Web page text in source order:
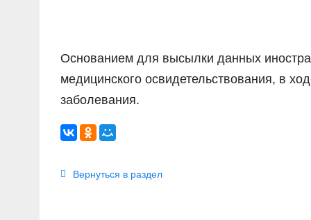
Основанием для высылки данных
медицинского освидетельствования, в
заболевания.
Вернуться в раздел